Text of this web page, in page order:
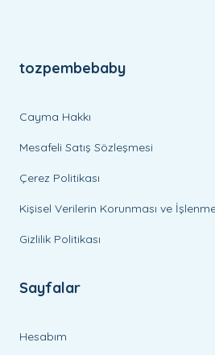
tozpembebaby
Cayma Hakkı
Mesafeli Satış Sözleşmesi
Çerez Politikası
Kişisel Verilerin Korunması ve
Gizlilik Politikası
Sayfalar
Hesabım